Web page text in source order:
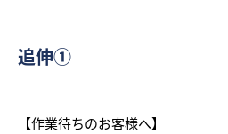
追伸①
【作業待ちのお客様へ】